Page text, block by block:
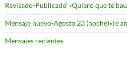
Revisado-Publicado’ «Quiero que te
Mensaje nuevo-Agosto 23 (noche)»Te
Mensajes recientes